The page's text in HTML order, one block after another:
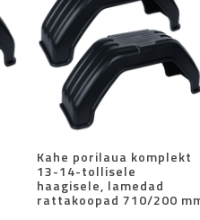
Kahe porilaua komplekt
13-14-tollisele
haagisele, lamedad
rattakoopad 710/200